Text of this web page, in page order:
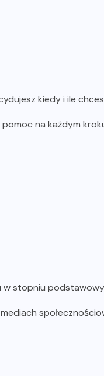
kiedy i ile
na każdym
w stopniu